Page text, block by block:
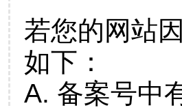
若您的网站
如下：
A. 备案号中